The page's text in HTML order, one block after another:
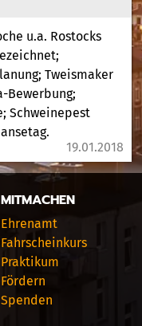
u.a. Rostocks
Tweismaker
Bewerbung;
Schweinepest
19.01.2018
MITMACHEN
Ehrenamt
Fahrscheinkurs
Praktikum
Fördern
Spenden